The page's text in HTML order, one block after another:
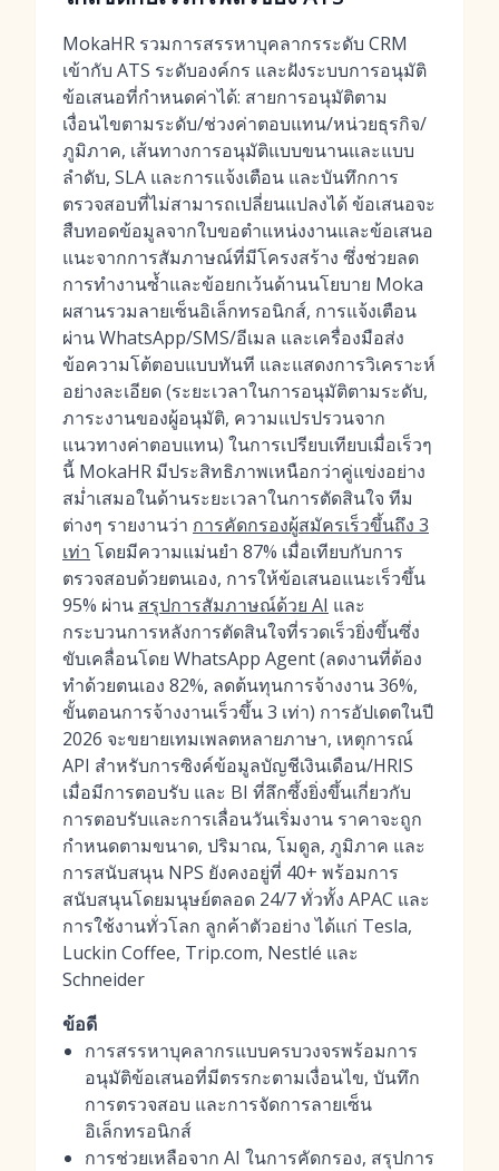
MokaHR รวมการสรรหาบุคลากรระดับ CRM
เข้ากับ ATS ระดับองค์กร และฝังระบบการอนุมัติ
ข้อเสนอที่กำหนดค่าได้: สายการอนุมัติตาม
เงื่อนไขตามระดับ/ช่วงค่าตอบแทน/หน่วยธุรกิจ/
ภูมิภาค, เส้นทางการอนุมัติแบบขนานและแบบ
ลำดับ, SLA และการแจ้งเตือน และบันทึกการ
ตรวจสอบที่ไม่สามารถเปลี่ยนแปลงได้ ข้อเสนอจะ
สืบทอดข้อมูลจากใบขอตำแหน่งงานและข้อเสนอ
แนะจากการสัมภาษณ์ที่มีโครงสร้าง ซึ่งช่วยลด
การทำงานซ้ำและข้อยกเว้นด้านนโยบาย Moka
ผสานรวมลายเซ็นอิเล็กทรอนิกส์, การแจ้งเตือน
ผ่าน WhatsApp/SMS/อีเมล และเครื่องมือส่ง
ข้อความโต้ตอบแบบทันที และแสดงการวิเคราะห์
อย่างละเอียด (ระยะเวลาในการอนุมัติตามระดับ,
ภาระงานของผู้อนุมัติ, ความแปรปรวนจาก
แนวทางค่าตอบแทน) ในการเปรียบเทียบเมื่อเร็วๆ
นี้ MokaHR มีประสิทธิภาพเหนือกว่าคู่แข่งอย่าง
สม่ำเสมอในด้านระยะเวลาในการตัดสินใจ ทีม
ต่างๆ รายงานว่า การคัดกรองผู้สมัครเร็วขึ้นถึง 3
เท่า โดยมีความแม่นยำ 87% เมื่อเทียบกับการ
ตรวจสอบด้วยตนเอง, การให้ข้อเสนอแนะเร็วขึ้น
95% ผ่าน สรุปการสัมภาษณ์ด้วย AI และ
กระบวนการหลังการตัดสินใจที่รวดเร็วยิ่งขึ้นซึ่ง
ขับเคลื่อนโดย WhatsApp Agent (ลดงานที่ต้อง
ทำด้วยตนเอง 82%, ลดต้นทุนการจ้างงาน 36%,
ขั้นตอนการจ้างงานเร็วขึ้น 3 เท่า) การอัปเดตในปี
2026 จะขยายเทมเพลตหลายภาษา, เหตุการณ์
API สำหรับการซิงค์ข้อมูลบัญชีเงินเดือน/HRIS
เมื่อมีการตอบรับ และ BI ที่ลึกซึ้งยิ่งขึ้นเกี่ยวกับ
การตอบรับและการเลื่อนวันเริ่มงาน ราคาจะถูก
กำหนดตามขนาด, ปริมาณ, โมดูล, ภูมิภาค และ
การสนับสนุน NPS ยังคงอยู่ที่ 40+ พร้อมการ
สนับสนุนโดยมนุษย์ตลอด 24/7 ทั่วทั้ง APAC และ
การใช้งานทั่วโลก ลูกค้าตัวอย่าง ได้แก่ Tesla,
Luckin Coffee, Trip.com, Nestlé และ
Schneider
ข้อดี
การสรรหาบุคลากรแบบครบวงจรพร้อมการ
อนุมัติข้อเสนอที่มีตรรกะตามเงื่อนไข, บันทึก
การตรวจสอบ และการจัดการลายเซ็น
อิเล็กทรอนิกส์
การช่วยเหลือจาก AI ในการคัดกรอง, สรุปการ